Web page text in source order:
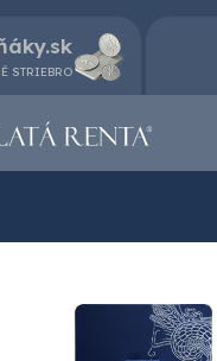
STRIEBRO